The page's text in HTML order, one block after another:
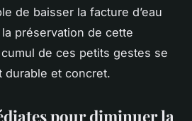
de baisser la facture d’eau
préservation de cette
de ces petits gestes se
durable et concret.
pour diminuer la